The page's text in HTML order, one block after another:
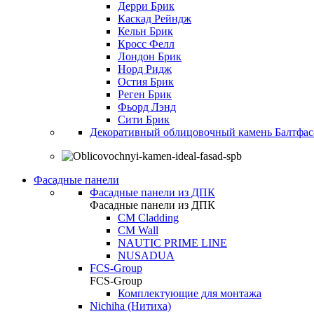
Дерри Брик
Каскад Рейндж
Кельн Брик
Кросс Фелл
Лондон Брик
Норд Ридж
Остия Брик
Реген Брик
Фьорд Лэнд
Сити Брик
Декоративный облицовочный камень
Фасадные панели
Фасадные панели из ДПК
Фасадные панели из ДПК
CM Cladding
CM Wall
NAUTIC PRIME LINE
NUSADUA
FCS-Group
FCS-Group
Комплектующие для монтажа
Nichiha (Нитиха)